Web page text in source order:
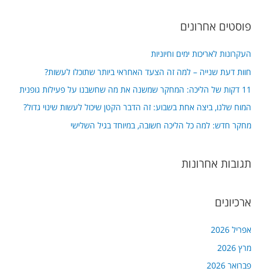
r
o
r
:
פוסטים אחרונים
העקרונות לאריכות ימים וחיוניות
חוות דעת שנייה – למה זה הצעד האחראי ביותר שתוכלו לעשות?
11 דקות של הליכה: המחקר שמשנה את מה שחשבנו על פעילות גופנית
המוח שלנו, ביצה אחת בשבוע: זה הדבר הקטן שיכול לעשות שינוי גדול?
מחקר חדש: למה כל הליכה חשובה, במיוחד בגיל השלישי
תגובות אחרונות
ארכיונים
אפריל 2026
מרץ 2026
פברואר 2026